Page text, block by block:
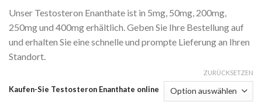
bis
€150
Unser Testosteron Enanthate ist in 5mg, 50mg, 200mg,
250mg und 400mg erhältlich. Geben Sie Ihre Bestellung auf
und erhalten Sie eine schnelle und prompte Lieferung an Ihren
Standort.
Kaufen-Sie Testosteron Enanthate online
ZURÜCKSETZEN